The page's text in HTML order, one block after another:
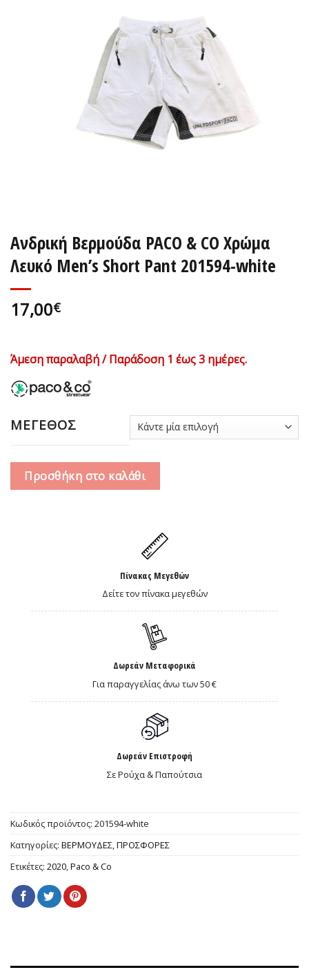
Ανδρική Βερμούδα PACO & CO Χρώμα
Λευκό Men’s Short Pant 201594-white
17,00€
Άμεση παραλαβή / Παράδοση 1 έως 3 ημέρες.
ΜΕΓΕΘΟΣ
Προσθήκη στο καλάθι
Πίνακας Μεγεθών
Δείτε τον πίνακα μεγεθών
Δωρεάν Μεταφορικά
Για παραγγελίας άνω των 50 €
Δωρεάν Επιστροφή
Σε Ρούχα & Παπούτσια
Κωδικός προϊόντος: 201594-white
Κατηγορίες: ΒΕΡΜΟΥΔΕΣ ΠΡΟΣΦΟΡΕΣ
Ετικέτες: 2020 Paco & Co